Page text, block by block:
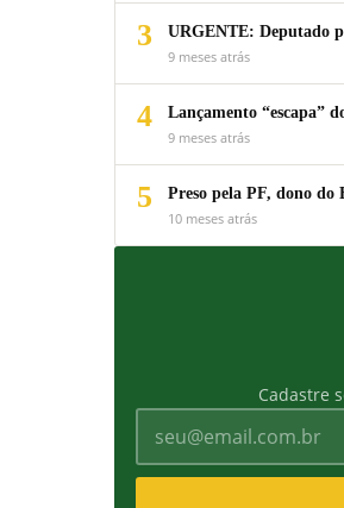
3
URGENTE: Deputado
9 meses atrás
4
Lançamento “escapa”
9 meses atrás
5
Preso pela PF, dono do
10 meses atrás
Cadastre